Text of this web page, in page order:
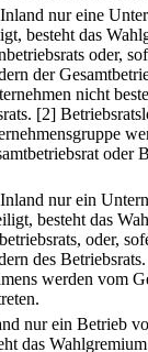
nur eine
besteht das
oder,
der
nicht
[2]
oder
nur ein
besteht das
oder,
des Betriebsrats.
werden vom
nur ein Betrieb
das